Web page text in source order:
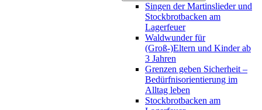
Singen der Martinslieder und
Stockbrotbacken am
Lagerfeuer
Waldwunder für
(Groß-)Eltern und Kinder ab
3 Jahren
Grenzen geben Sicherheit –
Bedürfnisorientierung im
Alltag leben
Stockbrotbacken am